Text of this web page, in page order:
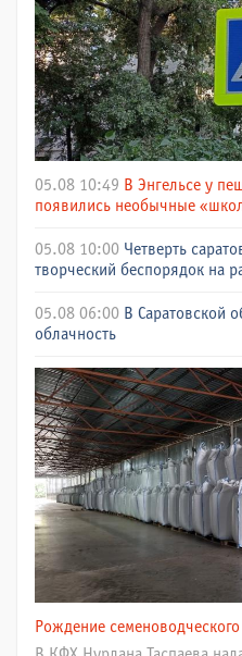
05.08 10:49 В Энгельсе у
появились необычные
05.08 10:00 Четверть
творческий беспорядок на
05.08 06:00 В Саратовской
облачность
Рождение